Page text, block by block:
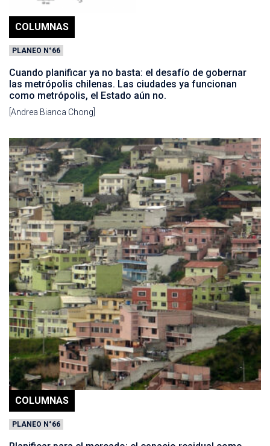
COLUMNAS
PLANEO N°66
Cuando planificar ya no basta: el desafío de gobernar
las metrópolis chilenas. Las ciudades ya funcionan
como metrópolis, el Estado aún no.
[Andrea Bianca Chong]
COLUMNAS
PLANEO N°66